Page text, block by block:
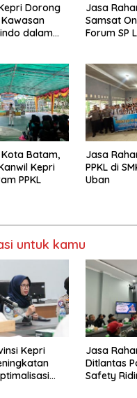
Dorong
dalam
Jasa
Samsat
Forum SP
Cepat
Kota Batam,
Kepri
PPKL
Jasa
PPKL di
Uban
untuk kamu
Kepri
Jasa
Ditlantas
Safety